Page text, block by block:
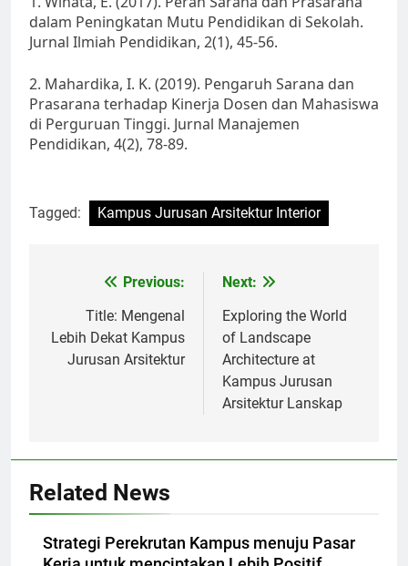
dalam Peningkatan Mutu Pendidikan di Sekolah.
Jurnal Ilmiah Pendidikan, 2(1), 45-56.
2. Mahardika, I. K. (2019). Pengaruh Sarana dan
Prasarana terhadap Kinerja Dosen dan Mahasiswa
di Perguruan Tinggi. Jurnal Manajemen
Pendidikan, 4(2), 78-89.
Tagged: Kampus Jurusan Arsitektur Interior
navigation
Previous:
Title: Mengenal
Lebih Dekat Kampus
Jurusan Arsitektur
Next:
Exploring the World
of Landscape
Architecture at
Kampus Jurusan
Arsitektur Lanskap
Related News
Strategi Perekrutan Kampus menuju Pasar